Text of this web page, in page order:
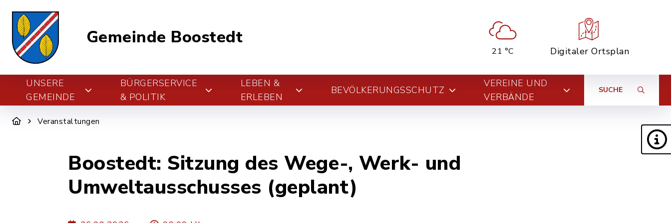
Gemeinde Boostedt
21 °C Digitaler Ortsplan
UNSERE
GEMEINDE
BÜRGERSERVICE
& POLITIK
LEBEN &
ERLEBEN
BEVÖLKERUNGSSCHUTZ
VEREINE UND
VERBÄNDE
SUCHE
Veranstaltungen
Boostedt: Sitzung des Wege-, Werk- und
Umweltausschusses (geplant)